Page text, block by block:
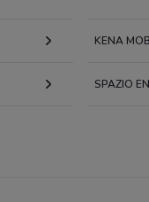
KENA
SPAZIO